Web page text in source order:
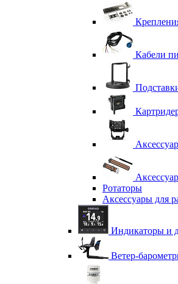
Кабели
Ротаторы
Аксессуары для
Индикаторы и
Ветер-